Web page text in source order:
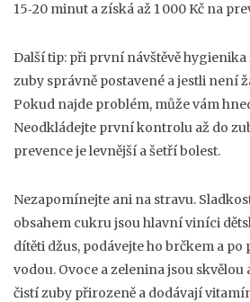
15‑20 minut a získá až 1 000 Kč na
Další tip: při první návštěvě
zuby správně postavené a jestli není
Pokud najde problém, může vám
Neodkládejte první kontrolu až do
prevence je levnější a šetří bolest.
Nezapomínejte ani na stravu.
obsahem cukru jsou hlavní viníci
dítěti džus, podávejte ho brčkem a
vodou. Ovoce a zelenina jsou
čistí zuby přirozeně a dodávají